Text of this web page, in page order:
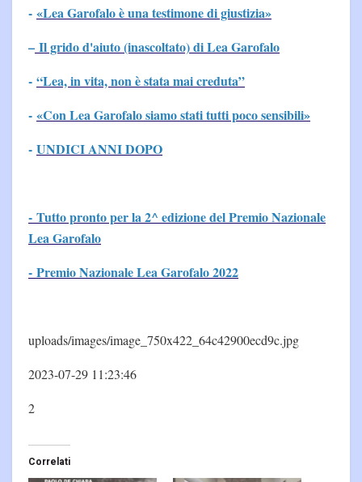
- «Lea Garofalo è una testimone di giustizia»
– Il grido d'aiuto (inascoltato) di Lea Garofalo
- “Lea, in vita, non è stata mai creduta”
- «Con Lea Garofalo siamo stati tutti poco sensibili»
- UNDICI ANNI DOPO
- Tutto pronto per la 2^ edizione del Premio Nazionale
Lea Garofalo
- Premio Nazionale Lea Garofalo 2022
uploads/images/image_750x422_64c42900ecd9c.jpg
2023-07-29 11:23:46
2
Correlati